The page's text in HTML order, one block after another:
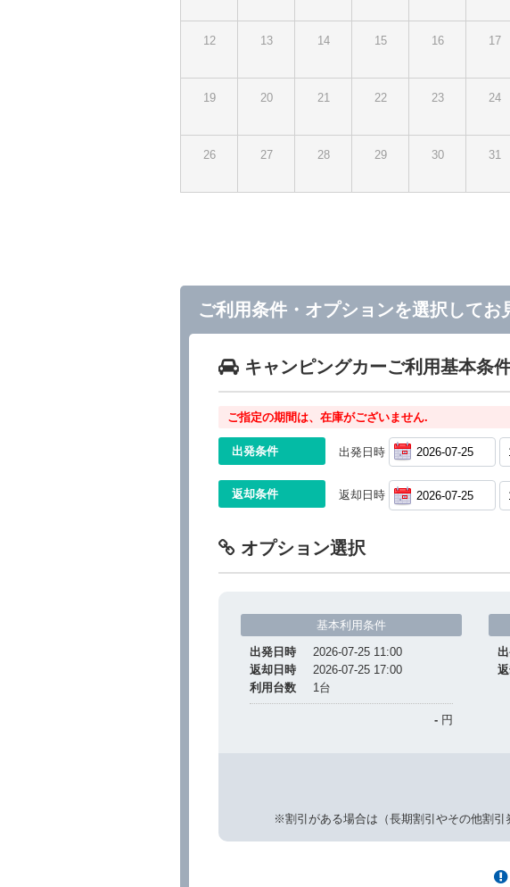
12 13 14 15 16 17
19 20 21 22 23 24
26 27 28 29 30 31
ご利用条件・オプションを選択してお
キャンピングカーご利用基本条
ご指定の期間は、在庫がございません.
出発条件 出発日時
返却条件 返却日時
オプション選択
基本利用条件
出発日時
2026-07-25 11:00
返却日時
2026-07-25 17:00
利用台数
1 台
- 円
※割引がある場合は（長期割引やその他割引